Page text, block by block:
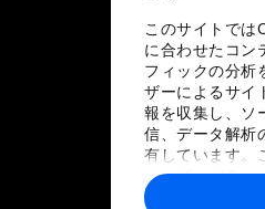
このサイトでは
に合わせたコン
フィックの分析
ザーによるサイ
報を収集し、ソ
信、データ解析
有しています。
ユーザーが各
報や各パートナ